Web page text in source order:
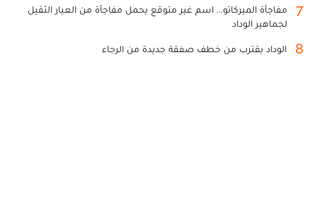
7
مفاجأة الميركاتو... اسم غير متوقع يحمل مفاجأة من العيار الثقيل
لجماهير الوداد
8 الوداد يقترب من خطف صفقة جديدة من الرجاء